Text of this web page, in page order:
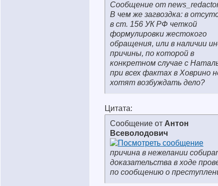
Сообщение от
В чем же загвоздка: в
в ст. 156 УК РФ четкой
формулировки жестокого
обращения, или в наличии
причины, по которой в
конкретном случае с
при всех фактах в Ховрино
хотят возбуждать дело?
Цитата:
Сообщение от Антон
Всеволодович
причина в нежелании
доказательства в ходе
по сообщению о